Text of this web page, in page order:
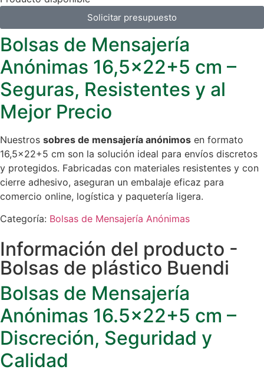
Solicitar presupuesto
Bolsas de Mensajería
Anónimas 16,5×22+5 cm –
Seguras, Resistentes y al
Mejor Precio
Nuestros sobres de mensajería anónimos en formato
16,5×22+5 cm son la solución ideal para envíos discretos
y protegidos. Fabricadas con materiales resistentes y con
cierre adhesivo, aseguran un embalaje eficaz para
comercio online, logística y paquetería ligera.
Categoría: Bolsas de Mensajería Anónimas
Información del producto -
Bolsas de plástico Buendi
Bolsas de Mensajería
Anónimas 16.5×22+5 cm –
Discreción, Seguridad y
Calidad